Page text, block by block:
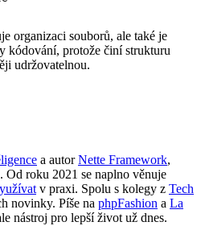
organizaci souborů, ale také je
kódování, protože činí strukturu
udržovatelnou.
a autorNette Framework,
roku 2021 se naplno věnuje
v praxi. Spolu s kolegy z Tech
novinky. Píše na phpFashion a La
nástroj pro lepší život už dnes.